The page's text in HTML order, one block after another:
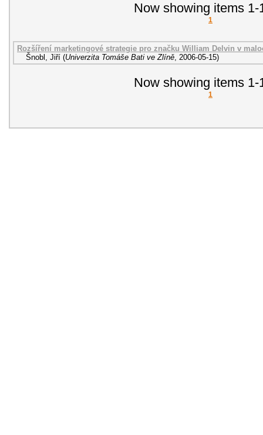
Now showing items 1-
1
Rozšíření marketingové strategie pro značku William Delvin v
Šnobl, Jiří (Univerzita Tomáše Bati ve Zlíně 2006-05-15)
Now showing items 1-
1